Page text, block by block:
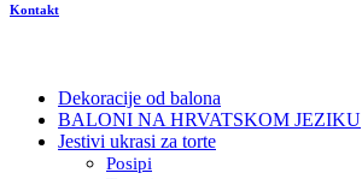
Kontakt
Dekoracije od balona
BALONI NA HRVATSKOM JEZIKU
Jestivi ukrasi za torte
Posipi